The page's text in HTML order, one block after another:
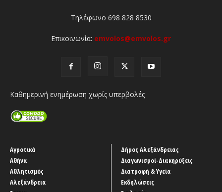
Τηλέφωνο 698 828 8530
Επικοινωνία: emvolos@emvolos.gr
Καθημερινή ενημέρωση χωρίς υπερβολές
Αγροτικά
Αθήνα
Αθλητισμός
Αλεξάνδρεια
Δήμος Αλεξάνδρειας
Διαγωνισμοί-Διακηρύξεις
Διατροφή & Υγεία
Εκδηλώσεις